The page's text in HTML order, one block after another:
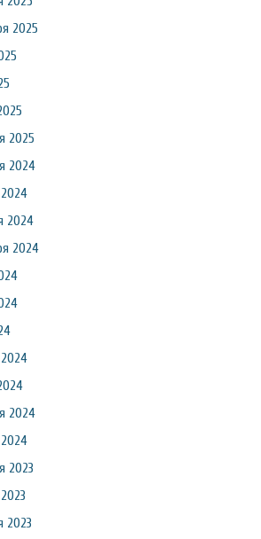
2025
2025
2024
2024
2024
2024
2023
2023